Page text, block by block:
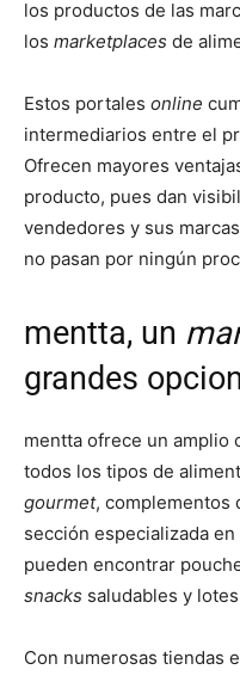
los productos de las
los marketplaces de
Estos portales online
intermediarios entre el
Ofrecen mayores
producto, pues dan
vendedores y sus
no pasan por ningún
mentta, un
grandes
mentta ofrece un amplio
todos los tipos de
gourmet, complementos
sección especializada
pueden encontrar
snacks saludables y
Con numerosas tiendas